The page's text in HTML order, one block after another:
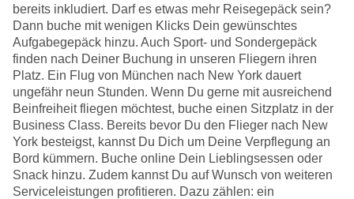
bereits inkludiert. Darf es etwas mehr Reisegepäck sein?
Dann buche mit wenigen Klicks Dein gewünschtes
Aufgabegepäck hinzu. Auch Sport- und Sondergepäck
finden nach Deiner Buchung in unseren Fliegern ihren
Platz. Ein Flug von München nach New York dauert
ungefähr neun Stunden. Wenn Du gerne mit ausreichend
Beinfreiheit fliegen möchtest, buche einen Sitzplatz in der
Business Class. Bereits bevor Du den Flieger nach New
York besteigst, kannst Du Dich um Deine Verpflegung an
Bord kümmern. Buche online Dein Lieblingsessen oder
Snack hinzu. Zudem kannst Du auf Wunsch von weiteren
Serviceleistungen profitieren. Dazu zählen: ein